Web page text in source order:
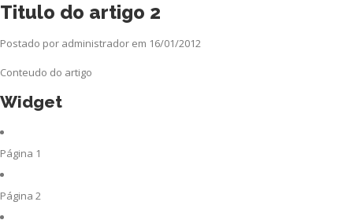
Titulo do artigo 2
Postado por administrador em 16/01/2012
Conteudo do artigo
Widget
Página 1
Página 2